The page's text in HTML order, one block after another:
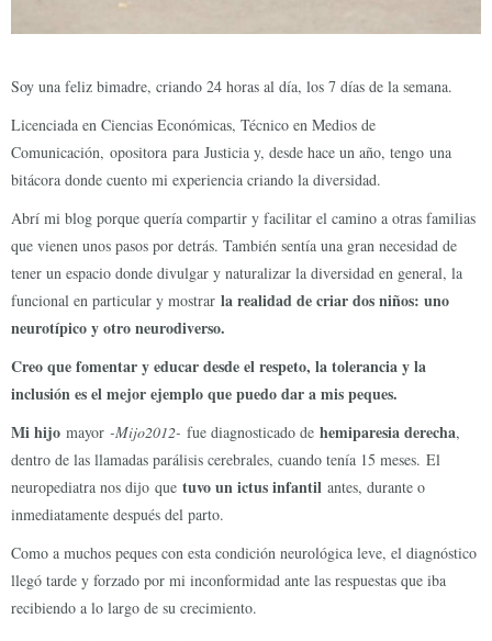
Soy una feliz bimadre, criando 24 horas al día, los 7 días de la semana.
Licenciada en Ciencias Económicas, Técnico en Medios de
Comunicación, opositora para Justicia y, desde hace un año, tengo una
bitácora donde cuento mi experiencia criando la diversidad.
Abrí mi blog porque quería compartir y facilitar el camino a otras familias
que vienen unos pasos por detrás. También sentía una gran necesidad de
tener un espacio donde divulgar y naturalizar la diversidad en general, la
funcional en particular y mostrar la realidad de criar dos niños: uno
neurotípico y otro neurodiverso.
Creo que fomentar y educar desde el respeto, la tolerancia y la
inclusión es el mejor ejemplo que puedo dar a mis peques.
Mi hijo mayor -Mijo2012- fue diagnosticado de hemiparesia derecha,
dentro de las llamadas parálisis cerebrales, cuando tenía 15 meses. El
neuropediatra nos dijo que tuvo un ictus infantil antes, durante o
inmediatamente después del parto.
Como a muchos peques con esta condición neurológica leve, el diagnóstico
llegó tarde y forzado por mi inconformidad ante las respuestas que iba
recibiendo a lo largo de su crecimiento.